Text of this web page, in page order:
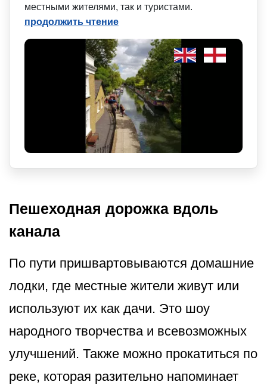
местными жителями, так и туристами.
продолжить чтение
Пешеходная дорожка вдоль
канала
По пути пришвартовываются домашние
лодки, где местные жители живут или
используют их как дачи. Это шоу
народного творчества и всевозможных
улучшений. Также можно прокатиться по
реке, которая разительно напоминает